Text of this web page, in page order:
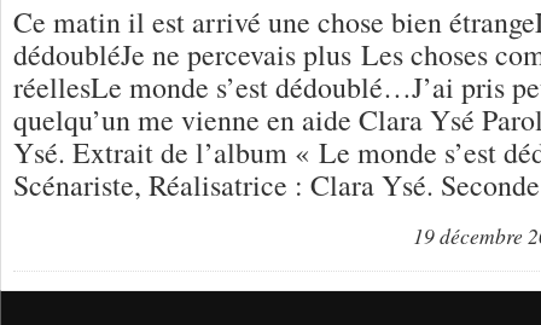
Ce matin il est arrivé une chose bien
dédoubléJe ne percevais plus Les choses
réellesLe monde s’est dédoublé…J’ai pris
quelqu’un me vienne en aide Clara Ysé
Ysé. Extrait de l’album « Le monde s’est
Scénariste, Réalisatrice : Clara Ysé.
19 décembre